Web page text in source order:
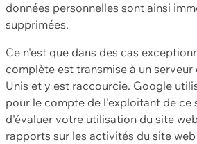
données personnelles sont ainsi
supprimées.
Ce n'est que dans des cas
complète est transmise à un
Unis et y est raccourcie. Google
pour le compte de l'exploitant de ce
d'évaluer votre utilisation du site
rapports sur les activités du site